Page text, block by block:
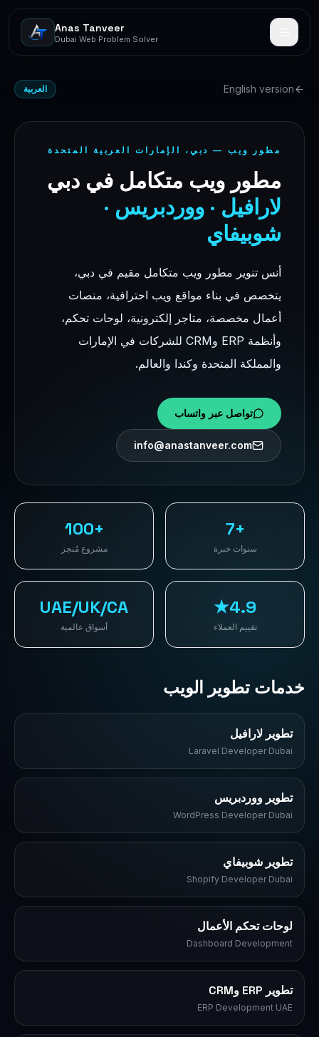
Anas Tanveer
Dubai Web Problem Solver
English version العربية
مطور ويب — دبي، الإمارات العربية المتحدة
مطور ويب متكامل في دبي
لارافيل · ووردبريس ·
شوبيفاي
أنس تنوير مطور ويب متكامل مقيم في دبي،
يتخصص في بناء مواقع ويب احترافية، منصات
أعمال مخصصة، متاجر إلكترونية، لوحات تحكم،
وأنظمة ERP وCRM للشركات في الإمارات
والمملكة المتحدة وكندا والعالم.
تواصل عبر واتساب
info@anastanveer.com
+7
سنوات خبرة
+100
مشروع مُنجز
4.9★
تقييم العملاء
UAE/UK/CA
أسواق عالمية
خدمات تطوير الويب
تطوير لارافيل
Laravel Developer Dubai
تطوير ووردبريس
WordPress Developer Dubai
تطوير شوبيفاي
Shopify Developer Dubai
لوحات تحكم الأعمال
Dashboard Development
تطوير ERP وCRM
ERP Development UAE